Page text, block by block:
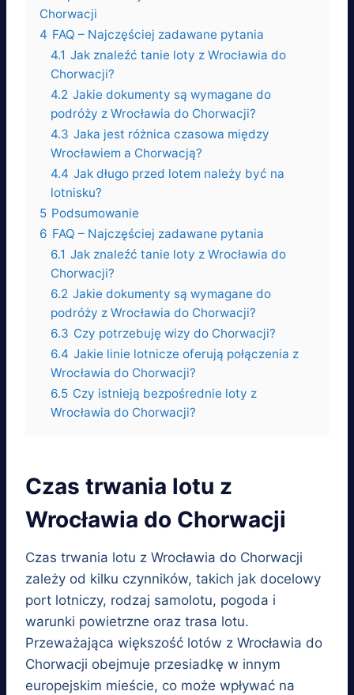
Chorwacji
4 FAQ – Najczęściej zadawane pytania
4.1 Jak znaleźć tanie loty z Wrocławia do
Chorwacji?
4.2 Jakie dokumenty są wymagane do
podróży z Wrocławia do Chorwacji?
4.3 Jaka jest różnica czasowa między
Wrocławiem a Chorwacją?
4.4 Jak długo przed lotem należy być na
lotnisku?
5 Podsumowanie
6 FAQ – Najczęściej zadawane pytania
6.1 Jak znaleźć tanie loty z Wrocławia do
Chorwacji?
6.2 Jakie dokumenty są wymagane do
podróży z Wrocławia do Chorwacji?
6.3 Czy potrzebuję wizy do Chorwacji?
6.4 Jakie linie lotnicze oferują połączenia z
Wrocławia do Chorwacji?
6.5 Czy istnieją bezpośrednie loty z
Wrocławia do Chorwacji?
Czas trwania lotu z
Wrocławia do Chorwacji
Czas trwania lotu z Wrocławia do Chorwacji
zależy od kilku czynników, takich jak docelowy
port lotniczy, rodzaj samolotu, pogoda i
warunki powietrzne oraz trasa lotu.
Przeważająca większość lotów z Wrocławia do
Chorwacji obejmuje przesiadkę w innym
europejskim mieście, co może wpływać na